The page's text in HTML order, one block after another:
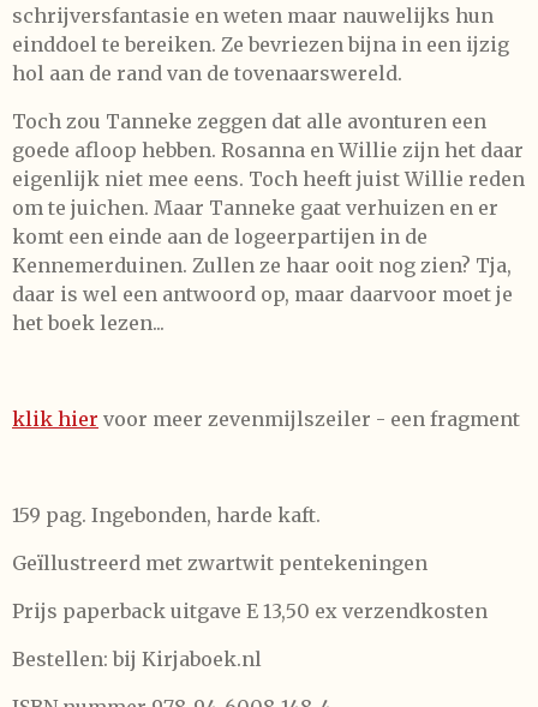
schrijversfantasie en weten maar nauwelijks hun
einddoel te bereiken. Ze bevriezen bijna in een ijzig
hol aan de rand van de tovenaarswereld.
Toch zou Tanneke zeggen dat alle avonturen een
goede afloop hebben. Rosanna en Willie zijn het daar
eigenlijk niet mee eens. Toch heeft juist Willie reden
om te juichen. Maar Tanneke gaat verhuizen en er
komt een einde aan de logeerpartijen in de
Kennemerduinen. Zullen ze haar ooit nog zien? Tja,
daar is wel een antwoord op, maar daarvoor moet je
het boek lezen...
klik hier voor meer zevenmijlszeiler - een fragment
159 pag. Ingebonden, harde kaft.
Geïllustreerd met zwartwit pentekeningen
Prijs paperback uitgave E 13,50 ex verzendkosten
Bestellen: bij Kirjaboek.nl